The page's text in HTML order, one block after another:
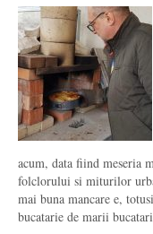
acum, data fiind meseria
folclorului si miturilor
mai buna mancare e,
bucatarie de marii